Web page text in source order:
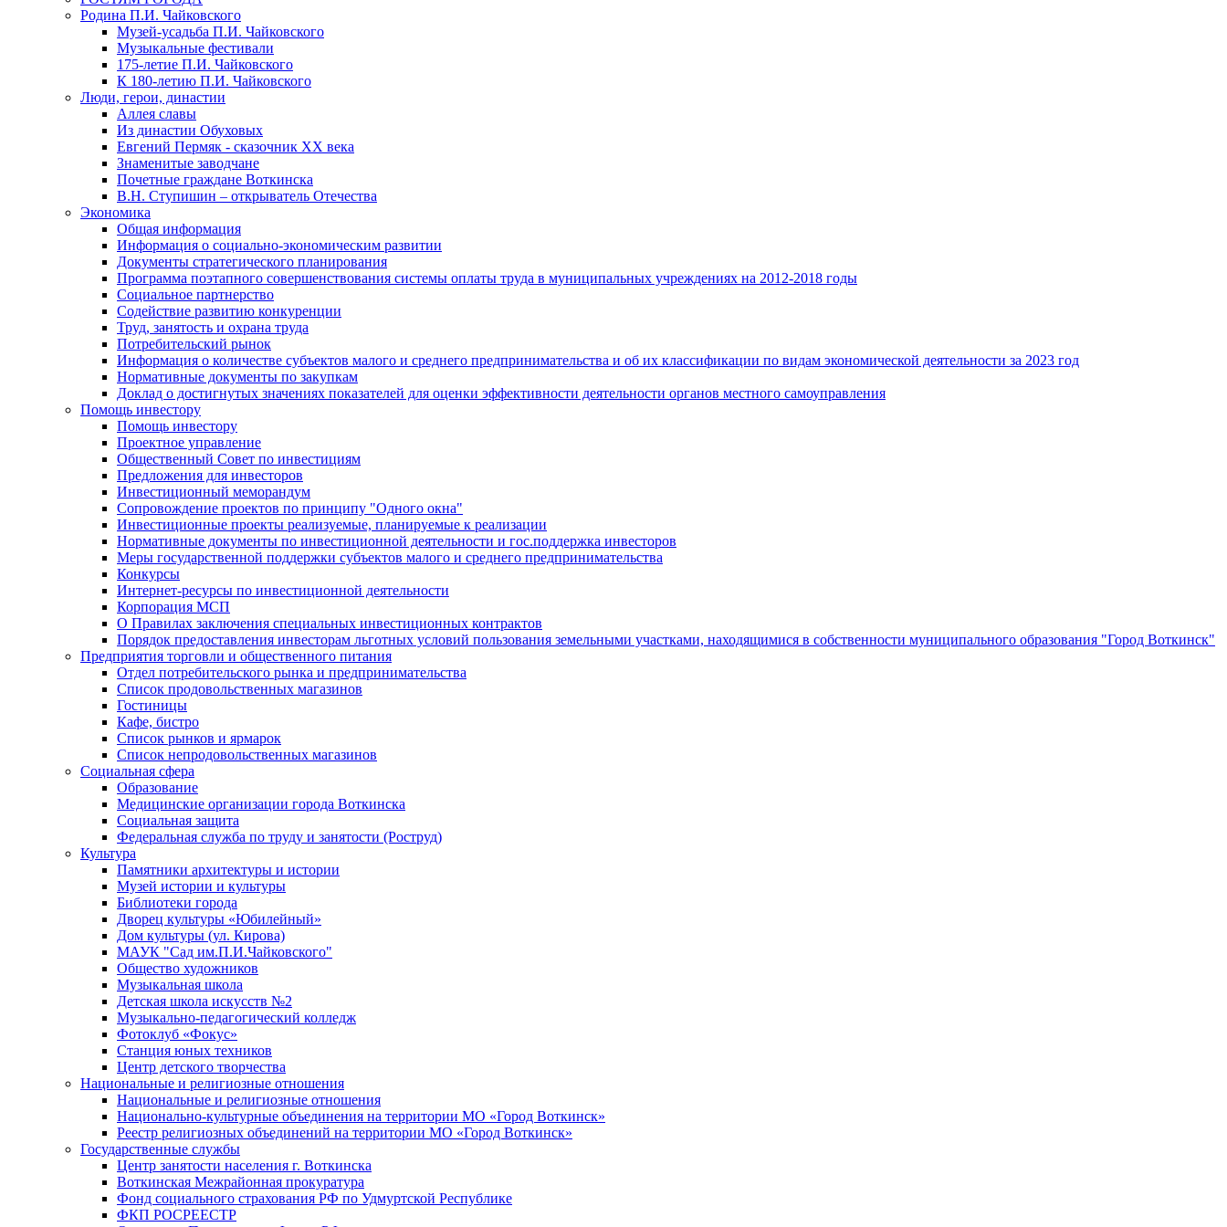
Родина П.И. Чайковского
Музей-усадьба П.И. Чайковского
Музыкальные фестивали
175-летие П.И. Чайковского
К 180-летию П.И. Чайковского
Люди, герои, династии
Аллея славы
Из династии Обуховых
Евгений Пермяк - сказочник XX века
Знаменитые заводчане
Почетные граждане Воткинска
В.Н. Ступишин – открыватель Отечества
Экономика
Общая информация
Информация о социально-экономическим развитии
Документы стратегического планирования
Программа поэтапного совершенствования системы оплаты труда в муниципальных учреждениях на 2012-2018 годы
Социальное партнерство
Содействие развитию конкуренции
Труд, занятость и охрана труда
Потребительский рынок
Информация о количестве субъектов малого и среднего предпринимательства и об их классификации по видам экономической деятельности за 2023 год
Нормативные документы по закупкам
Доклад о достигнутых значениях показателей для оценки эффективности деятельности органов местного самоуправления
Помощь инвестору
Помощь инвестору
Проектное управление
Общественный Совет по инвестициям
Предложения для инвесторов
Инвестиционный меморандум
Сопровождение проектов по принципу "Oдного окна"
Инвестиционные проекты реализуемые, планируемые к реализации
Нормативные документы по инвестиционной деятельности и гос.поддержка инвесторов
Меры государственной поддержки субъектов малого и среднего предпринимательства
Конкурсы
Интернет-ресурсы по инвестиционной деятельности
Корпорация МСП
О Правилах заключения специальных инвестиционных контрактов
Порядок предоставления инвесторам льготных условий пользования земельными участками, находящимися в собственности муниципального образования "Город Воткинск"
Предприятия торговли и общественного питания
Отдел потребительского рынка и предпринимательства
Список продовольственных магазинов
Гостиницы
Кафе, бистро
Cписок рынков и ярмарок
Список непродовольственных магазинов
Социальная сфера
Образование
Медицинские организации города Воткинска
Социальная защита
Федеральная служба по труду и занятости (Роструд)
Культура
Памятники архитектуры и истории
Музей истории и культуры
Библиотеки города
Дворец культуры «Юбилейный»
Дом культуры (ул. Кирова)
МАУК "Сад им.П.И.Чайковского"
Общество художников
Музыкальная школа
Детская школа искусств №2
Музыкально-педагогический колледж
Фотоклуб «Фокус»
Станция юных техников
Центр детского творчества
Национальные и религиозные отношения
Национальные и религиозные отношения
Национально-культурные объединения на территории МО «Город Воткинск»
Реестр религиозных объединений на территории МО «Город Воткинск»
Государственные службы
Центр занятости населения г. Воткинска
Воткинская Межрайонная прокуратура
Фонд социального страхования РФ по Удмуртской Республике
ФКП РОСРЕЕСТР